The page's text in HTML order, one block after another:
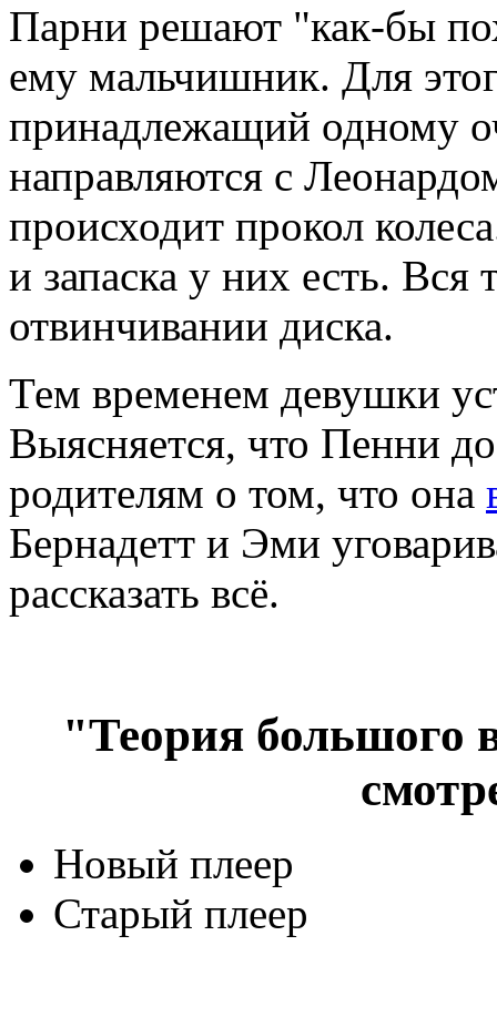
Парни решают "как-бы
ему мальчишник. Для
принадлежащий одному
направляются с
происходит прокол
и запаска у них есть. Вся
отвинчивании диска.
Тем временем девушки
Выясняется, что Пенни
родителям о том, что она
Бернадетт и Эми
рассказать всё.
"Теория большого
Новый плеер
Старый плеер